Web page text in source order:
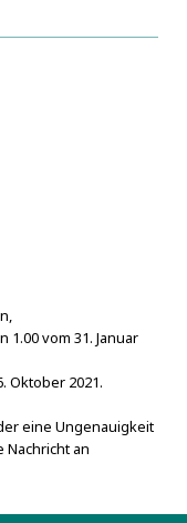
Music
Music
Music
Wagner-Orgel
vom 31. Januar
Oktober 2021.
eine Ungenauigkeit
an